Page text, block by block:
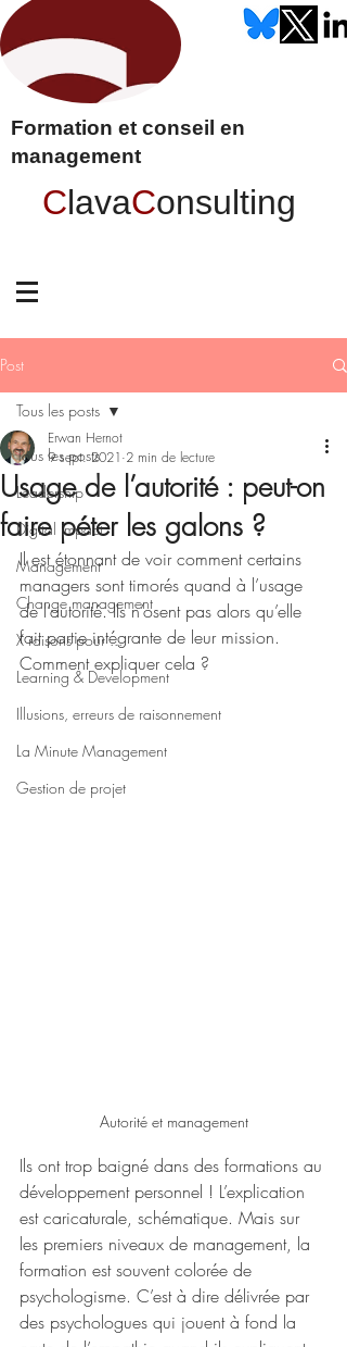
Formation et conseil en
management
ClavaConsulting
Post
Tous les posts
Leadership
Digital impact
Management
Change management
X raisons pour ...
Learning & Development
Illusions, erreurs de raisonnement
La Minute Management
Gestion de projet
Tous les posts
Usage de l’autorité : peut-on
faire péter les galons ?
Erwan Hernot
9 sept. 2021 2 min de lecture
Il est étonnant de voir comment certains
managers sont timorés quand à l’usage
de l’autorité. Ils n’osent pas alors qu’elle
fait partie intégrante de leur mission.
Comment expliquer cela ?
Autorité et management
Ils ont trop baigné dans des formations au
développement personnel ! L’explication
est caricaturale, schématique. Mais sur
les premiers niveaux de management, la
formation est souvent colorée de
psychologisme. C’est à dire délivrée par
des psychologues qui jouent à fond la